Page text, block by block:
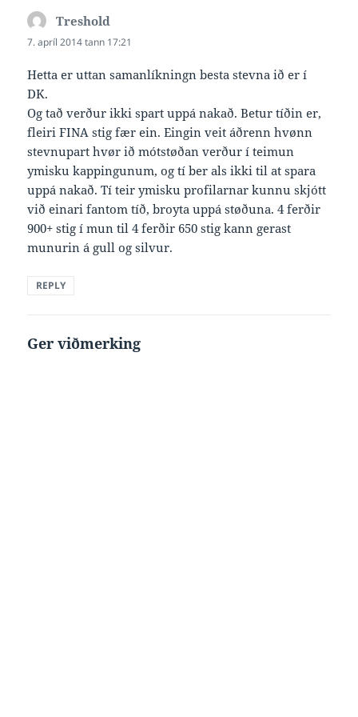
Treshold
7. apríl 2014 tann 17:21
Hetta er uttan samanlíkningn besta stevna ið er í
DK.
Og tað verður ikki spart uppá nakað. Betur tíðin er,
fleiri FINA stig fær ein. Eingin veit áðrenn hvønn
stevnupart hvør ið mótstøðan verður í teimun
ymisku kappingunum, og tí ber als ikki til at spara
uppá nakað. Tí teir ymisku profilarnar kunnu skjótt
við einari fantom tíð, broyta uppá støðuna. 4 ferðir
900+ stig í mun til 4 ferðir 650 stig kann gerast
munurin á gull og silvur.
REPLY
Ger viðmerking